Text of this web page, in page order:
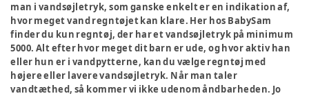
man i vandsøjletryk, som ganske enkelt er en indikation af,
hvor meget vand regntøjet kan klare. Her hos BabySam
finder du kun regntøj, der har et vandsøjletryk på minimum
5000. Alt efter hvor meget dit barn er ude, og hvor aktiv han
eller hun er i vandpytterne, kan du vælge regntøj med
højere eller lavere vandsøjletryk. Når man taler
vandtæthed, så kommer vi ikke udenom åndbarheden. Jo